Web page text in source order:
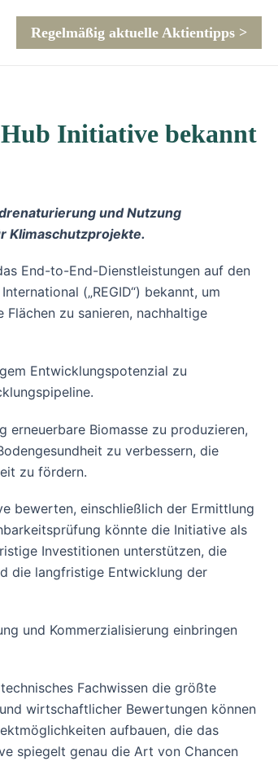
Regelmäßig aktuelle Aktientipps >
Initiative bekannt
und Nutzung
Klimaschutzprojekte.
End-to-End-Dienstleistungen auf den
(„REGID“) bekannt, um
zu sanieren, nachhaltige
Entwicklungspotenzial zu
Biomasse zu produzieren,
zu verbessern, die
zu fördern.
bewerten, einschließlich der Ermittlung
könnte die Initiative als
Investitionen unterstützen, die
die langfristige Entwicklung der
und Kommerzialisierung einbringen
Fachwissen die größte
wirtschaftlicher Bewertungen können
aufbauen, die das
spiegelt genau die Art von Chancen